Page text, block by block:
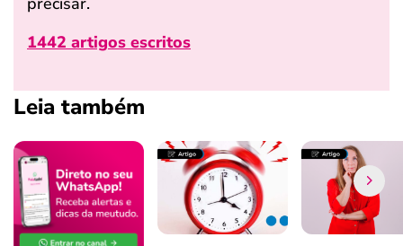
1442 artigos escritos
Leia também